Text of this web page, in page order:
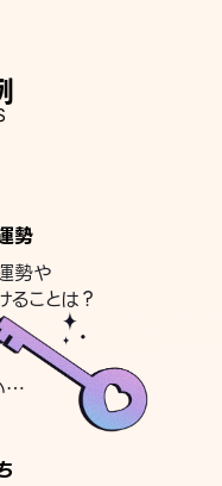
勢
勢や
ることは？
…